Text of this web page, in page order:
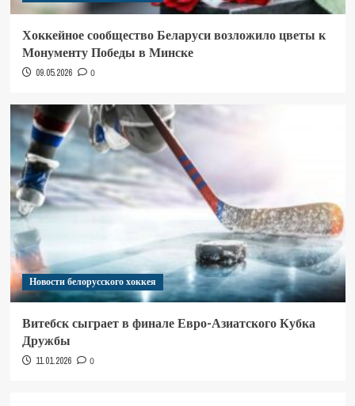
Хоккейное сообщество Беларуси возложило цветы к
Монументу Победы в Минске
09.05.2026 0
Новости белорусского хоккея
Витебск сыграет в финале Евро-Азиатского Кубка
Дружбы
11.01.2026 0